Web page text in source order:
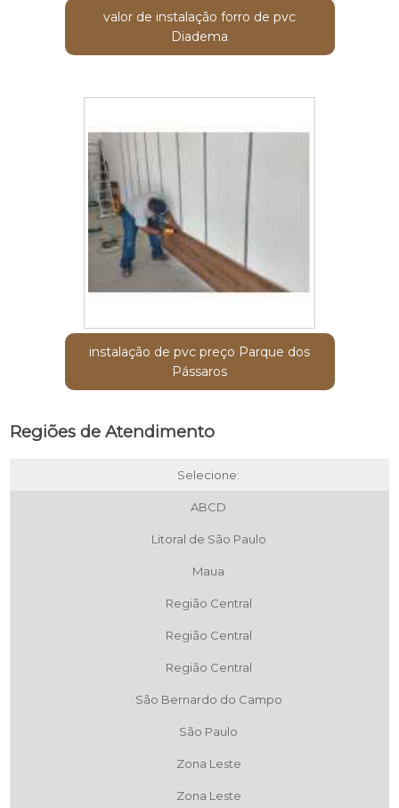
valor de instalação forro de pvc
Diadema
instalação de pvc preço Parque dos
Pássaros
Regiões de Atendimento
Selecione:
ABCD
Litoral de São Paulo
Maua
Região Central
Região Central
Região Central
São Bernardo do Campo
São Paulo
Zona Leste
Zona Leste